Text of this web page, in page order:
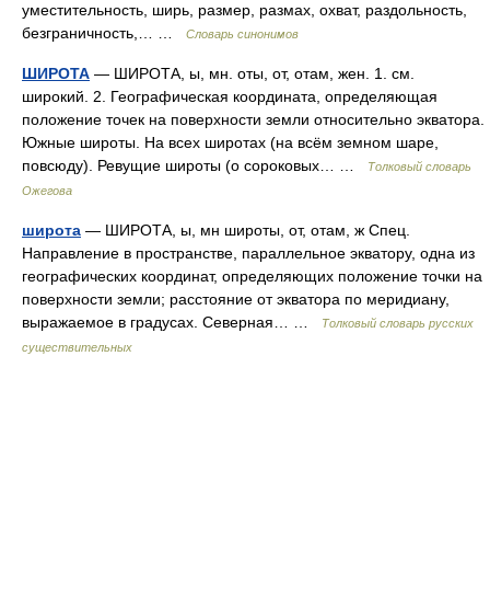
уместительность, ширь, размер, размах, охват, раздольность,
безграничность,… …
Словарь синонимов
ШИРОТА — ШИРОТА, ы, мн. оты, от, отам, жен. 1. см.
широкий. 2. Географическая координата, определяющая
положение точек на поверхности земли относительно экватора.
Южные широты. На всех широтах (на всём земном шаре,
повсюду). Ревущие широты (о сороковых… …
Толковый словарь
Ожегова
широта — ШИРОТА, ы, мн широты, от, отам, ж Спец.
Направление в пространстве, параллельное экватору, одна из
географических координат, определяющих положение точки на
поверхности земли; расстояние от экватора по меридиану,
выражаемое в градусах. Северная… …
Толковый словарь русских
существительных